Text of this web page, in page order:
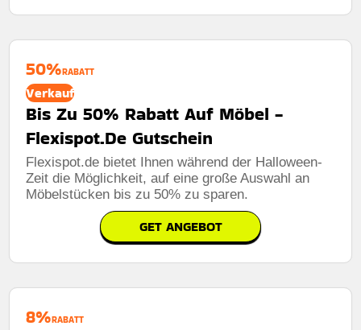
50%RABATT
Verkauf
Bis Zu 50% Rabatt Auf Möbel -
Flexispot.De Gutschein
Flexispot.de bietet Ihnen während der Halloween-
Zeit die Möglichkeit, auf eine große Auswahl an
Möbelstücken bis zu 50% zu sparen.
GET ANGEBOT
8%RABATT